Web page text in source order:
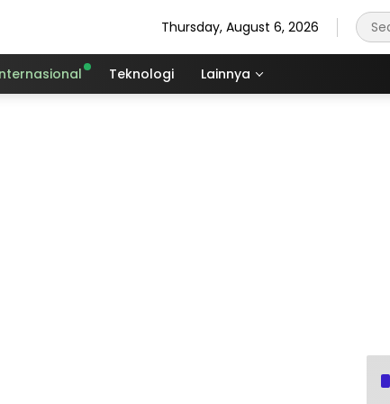
Thursday, August 6, 2026
Teknologi Lainnya